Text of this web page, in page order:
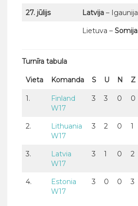
27. jūlijs Latvija – Igaunija
Lietuva – Somija
Turnīra tabula
Vieta Komanda S U N Z
1.
Finland
W17
3 3 0 0
2.
Lithuania
W17
3 2 0 1
3.
Latvia
W17
3 1 0 2
4.
Estonia
W17
3 0 0 3